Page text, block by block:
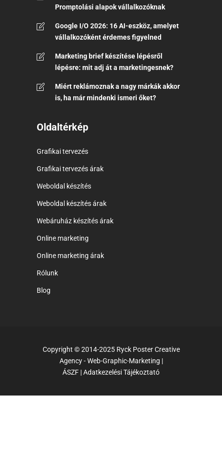
Promptolási alapok vállalkozóknak
Google I/O 2026: 16 AI-eszköz, amelyet
vállalkozóként érdemes figyelned
Marketing brief készítése lépésről
lépésre: mit adj át a marketingesnek?
Miért reklámoznak a nagy márkák akkor
is, ha már mindenki ismeri őket?
Oldaltérkép
Grafikai tervezés
Grafikai tervezés árak
Weboldal készítés
Weboldal készítés árak
Webáruház készítés árak
Online marketing
Online marketing árak
Rólunk
Blog
Copyright © 2014-2025 Ryck Poster Creative
Agency - Web-Graphic-Marketing |
ÁSZF |Adatkezelési Tájékoztató